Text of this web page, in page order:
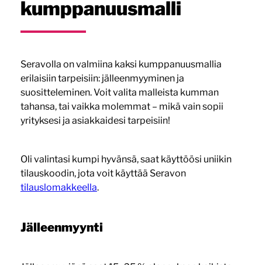
kumppanuusmalli
Seravolla on valmiina kaksi kumppanuusmallia
erilaisiin tarpeisiin: jälleenmyyminen ja
suositteleminen. Voit valita malleista kumman
tahansa, tai vaikka molemmat – mikä vain sopii
yrityksesi ja asiakkaidesi tarpeisiin!
Oli valintasi kumpi hyvänsä, saat käyttöösi uniikin
tilauskoodin, jota voit käyttää Seravon
tilauslomakkeella.
Jälleenmyynti